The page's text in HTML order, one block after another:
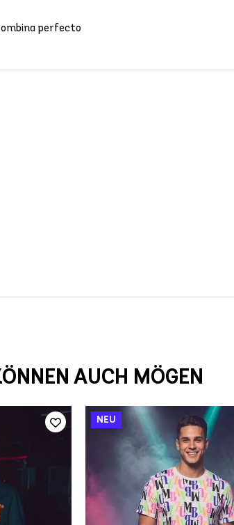
perfecto
AUCH MÖGEN